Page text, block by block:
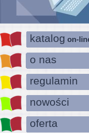
katalog on-
o nas
regulamin
nowości
oferta